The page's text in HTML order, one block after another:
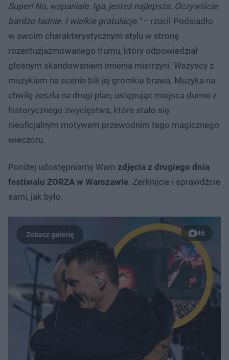
Super! No, wspaniale. Iga, jesteś najlepsza. Oczywiście
bardzo ładnie. I wielkie gratulacje."– rzucił Podsiadło
w swoim charakterystycznym stylu w stronę
rozentuzjazmowanego tłumu, który odpowiedział
głośnym skandowaniem imienia mistrzyni. Wszyscy z
muzykiem na scenie bili jej gromkie brawa. Muzyka na
chwilę zeszła na drugi plan, ustępując miejsca dumie z
historycznego zwycięstwa, które stało się
nieoficjalnym motywem przewodnim tego magicznego
wieczoru.
Poniżej udostępniamy Wam zdjęcia z drugiego dnia
festiwalu ZORZA w Warszawie. Zerknijcie i sprawdźcie
sami, jak było.
46